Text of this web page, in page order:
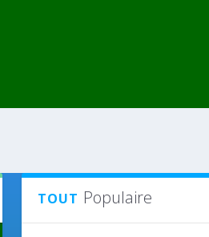
TOUT Populaire